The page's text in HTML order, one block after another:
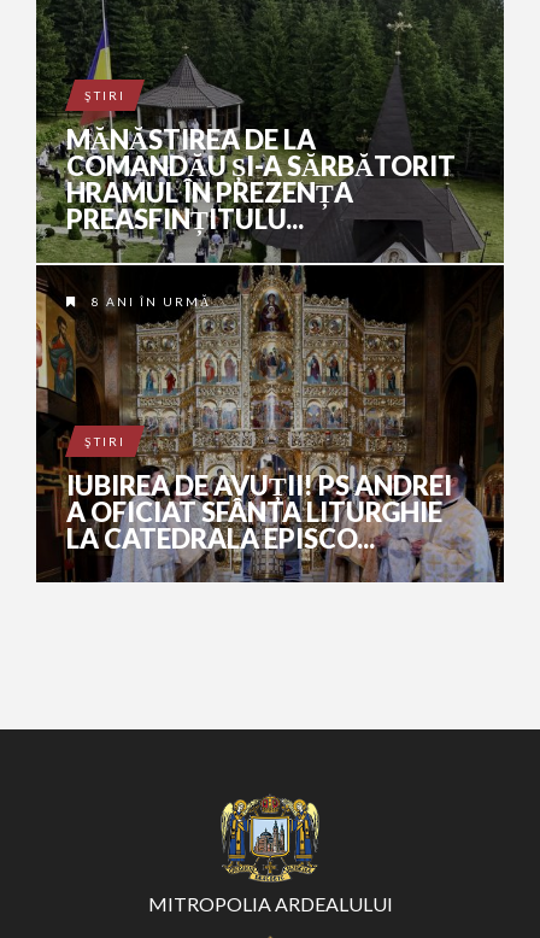
ŞTIRI
MĂNĂSTIREA DE LA
COMANDĂU ȘI-A SĂRBĂTORIT
HRAMUL ÎN PREZENȚA
PREASFINȚITULU...
8 ANI ÎN URMĂ
ŞTIRI
IUBIREA DE AVUȚII! PS ANDREI
A OFICIAT SFÂNTA LITURGHIE
LA CATEDRALA EPISCO...
MITROPOLIA ARDEALULUI